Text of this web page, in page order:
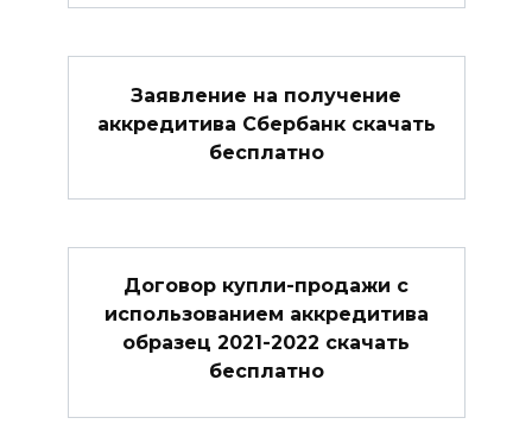
Заявление на получение
аккредитива Сбербанк скачать
бесплатно
Договор купли-продажи с
использованием аккредитива
образец 2021-2022 скачать
бесплатно